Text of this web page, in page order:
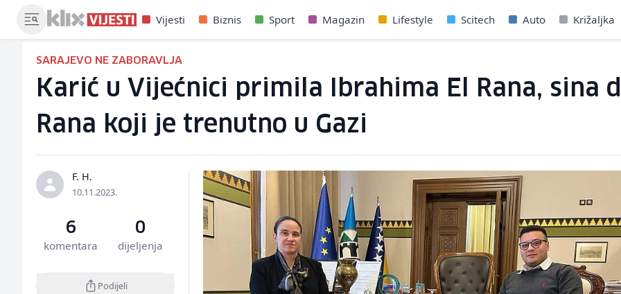
Vijesti Biznis Sport Magazin Lifestyle Scitech Auto Križaljka
SARAJEVO NE ZABORAVLJA
Karić u Vijećnici primila Ibrahima El Rana, sina
Rana koji je trenutno u Gazi
F. H.
10.11.2023.
6
komentara
0
dijeljenja
Podijeli